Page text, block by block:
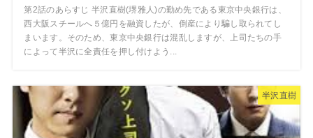
第2話のあらすじ 半沢直樹(堺雅人)の勤め先である東京中央銀行は、
西大阪スチールへ５億円を融資したが、倒産により騙し取られてし
まいます。そのため、東京中央銀行は混乱しますが、上司たちの手
によって半沢に全責任を押し付けよう...
半沢直樹